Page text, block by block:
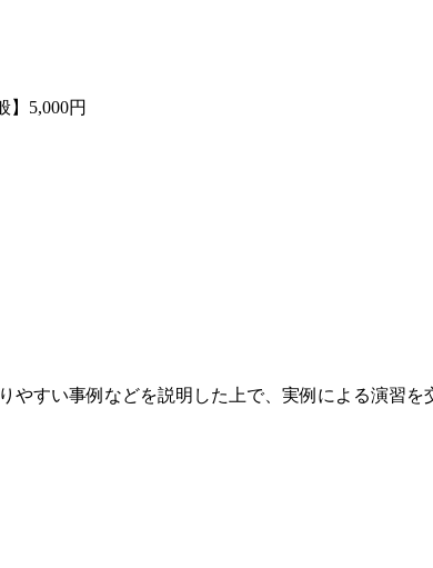
】5,000円
すい事例などを説明した上で、実例による演習を